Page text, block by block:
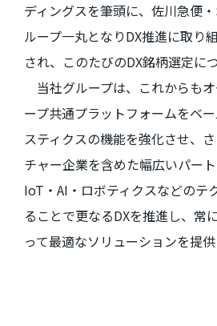
ディングスを筆頭に、佐川急便・
ループ一丸となりDX推進に取り
され、このたびのDX銘柄選定に
当社グループは、これからも
ープ共通プラットフォームをベ
スティクスの機能を強化させ、
チャー企業を含めた幅広いパート
IoT ・ AI ・ロボティクスなどのテ
ることで更なるDXを推進し、常
って最適なソリューションを提供